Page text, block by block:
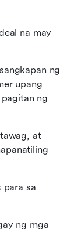
na may
ng
upang
ng
at
para sa
ng mga